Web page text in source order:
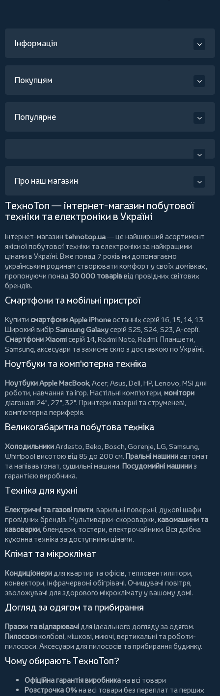
Інформація
Покупцям
Популярне
Про наш магазин
ТехноТоп — інтернет-магазин побутової
техніки та електроніки в Україні
Інтернет-магазин tehnotop.ua— це найширший асортимент
якісної побутової техніки та електроніки за найкращими
цінами в Україні. Вже понад 7 років ми допомагаємо
українським родинам створювати комфорт у своїх домівках,
пропонуючи понад 30 000 товаріввід провідних світових
брендів.
Смартфони та мобільні пристрої
Купити смартфони Apple iPhoneостанніх серій 16, 15, 14, 13.
Широкий вибір Samsung Galaxyсерій S25, S24, S23, A-серії.
Смартфони Xiaomiсерій 14, Redmi Note, Redmi. Планшети,
Samsung, аксесуари тазахисне скло з доставкою по Україні.
Ноутбуки та комп'ютерна техніка
Ноутбуки Apple MacBook,Acer,Asus,Dell,HP,Lenovo,MSI для
роботи, навчання та ігор. Настільні комп'ютери,монітори
діагоналі 24", 27", 32". Принтери лазерні та струменеві,
комп'ютерна периферія.
Великогабаритна побутова техніка
ХолодильникиArdesto,Beko,Bosch,Gorenje,LG,Samsung,
Whirlpool висотою від 85 до 200 см. Пральні машиниавтомат
та напівавтомат,сушильні машини. Посудомийні машиниз
гарантією виробника.
Техніка для кухні
Електричні та газові плити, варильні поверхні, духові шафи
провідних брендів. Мультиварки-скороварки,кавомашини та
кавоварки,блендери, тостери,електрочайники. Вся дрібна
кухонна техніка за доступними цінами.
Клімат та мікроклімат
Кондиціонеридля квартир та офісів, тепловентилятори,
конвектори,інфрачервоні обігрівачі. Очищувачі повітря,
зволожувачі для здорового мікроклімату у вашому домі.
Догляд за одягом та прибирання
Праски та відпарювачідля ідеального догляду за одягом.
Пилососиколбові,мішкові,миючі,вертикальні тароботи-
пилососи. Аксесуари для пилососів та прибирання будинку.
Чому обирають ТехноТоп?
Офіційна гарантія виробникана всі товари
Розстрочка 0%на всі товари без переплат та перших